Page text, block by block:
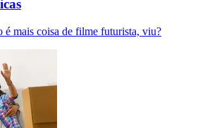
é mais coisa de filme futurista, viu?